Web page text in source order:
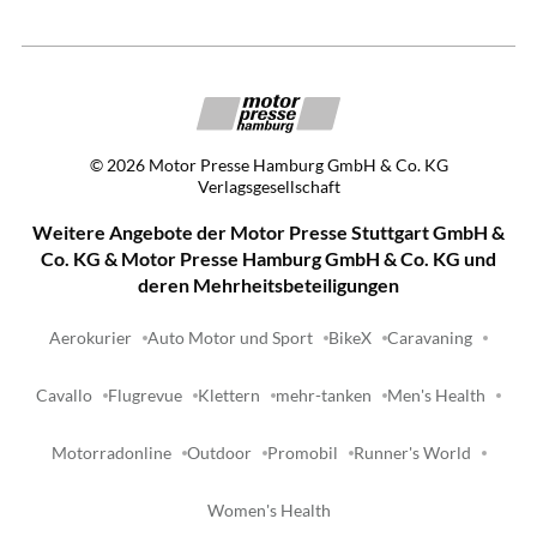
© 2026 Motor Presse Hamburg GmbH & Co. KG
Verlagsgesellschaft
Weitere Angebote der Motor Presse Stuttgart GmbH &
Co. KG & Motor Presse Hamburg GmbH & Co. KG und
deren Mehrheitsbeteiligungen
Aerokurier Auto Motor und Sport BikeX Caravaning
Cavallo Flugrevue Klettern mehr-tanken Men's Health
Motorradonline Outdoor Promobil Runner's World
Women's Health